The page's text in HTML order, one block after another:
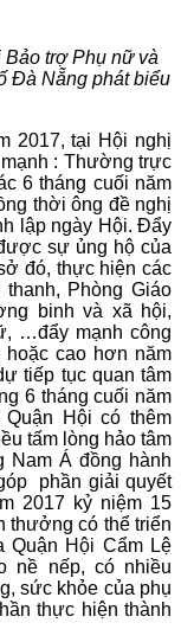
trợ Phụ nữ và
Nẵng phát biểu
tại Hội nghị
: Thường trực
6 tháng cuối năm
thời ông đề nghị
lập ngày Hội. Đẩy
sự ủng hộ của
đó, thực hiện các
Phòng Giáo
binh và xã hội,
…đẩy mạnh công
cao hơn năm
tiếp tục quan tâm
6 tháng cuối năm
Hội có thêm
tấm lòng hảo tâm
Á đồng hành
phần giải quyết
2017 kỷ niệm 15
thưởng có thể triển
Quận Hội Cẩm Lệ
nề nếp, có nhiều
sức khỏe của phụ
thực hiện thành